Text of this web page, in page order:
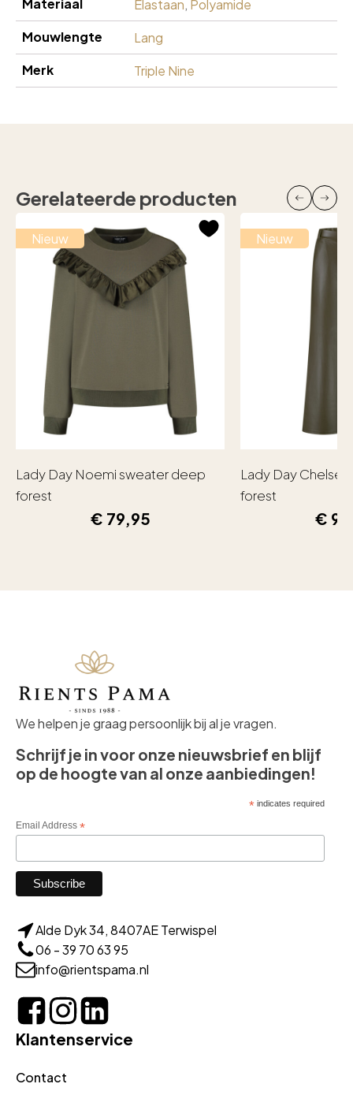
Materiaal Elastaan, Polyamide
Mouwlengte
Lang
Merk
Triple Nine
Gerelateerde producten
Nieuw
Lady Day Noemi sweater deep
forest
€ 79,95
Nieuw
Lady Day
forest
€
We helpen je graag persoonlijk bij al je vragen.
Schrijf je in voor onze nieuwsbrief en blijf
op de hoogte van al onze aanbiedingen!
*indicates required
Email Address *
Alde Dyk 34, 8407AE Terwispel
06 - 39 70 63 95
info@rientspama.nl
Klantenservice
Contact